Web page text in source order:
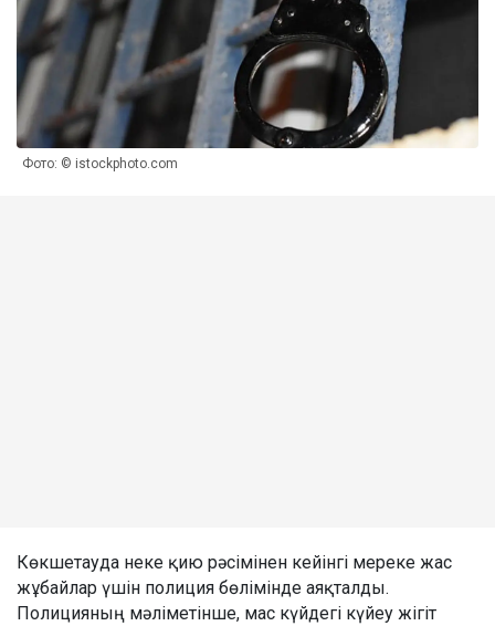
Фото: © istockphoto.com
Көкшетауда неке қию рәсімінен кейінгі мереке жас
жұбайлар үшін полиция бөлімінде аяқталды.
Полицияның мәліметінше, мас күйдегі күйеу жігіт